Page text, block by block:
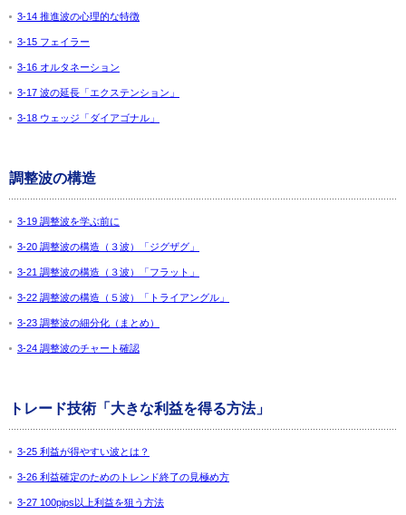
3-14 推進波の心理的な特徴
3-15 フェイラー
3-16 オルタネーション
3-17 波の延長「エクステンション」
3-18 ウェッジ「ダイアゴナル」
調整波の構造
3-19 調整波を学ぶ前に
3-20 調整波の構造（３波）「ジグザグ」
3-21 調整波の構造（３波）「フラット」
3-22 調整波の構造（５波）「トライアングル」
3-23 調整波の細分化（まとめ）
3-24 調整波のチャート確認
トレード技術「大きな利益を得る方法」
3-25 利益が得やすい波とは？
3-26 利益確定のためのトレンド終了の見極め方
3-27 100pips以上利益を狙う方法